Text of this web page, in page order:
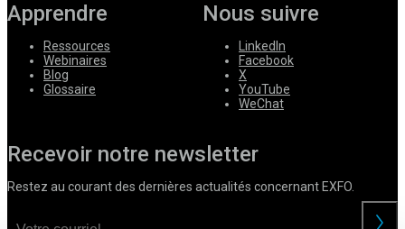
Apprendre
Ressources
Webinaires
Blog
Glossaire
Nous suivre
LinkedIn
Facebook
X
YouTube
WeChat
Recevoir notre newsletter
Restez au courant des dernières actualités concernant EXFO.